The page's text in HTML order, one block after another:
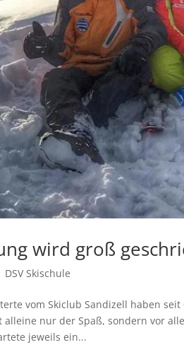
wird groß
DSV Skischule
vom Skiclub Sandizell haben
alleine nur der Spaß, sondern vor
jeweils ein...